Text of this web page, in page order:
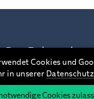
Cookies und
in unserer
Cookies
Der Relaunch:
Logo und ein
CI.